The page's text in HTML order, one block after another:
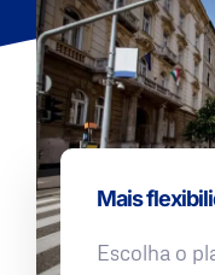
Mais
Escolha o